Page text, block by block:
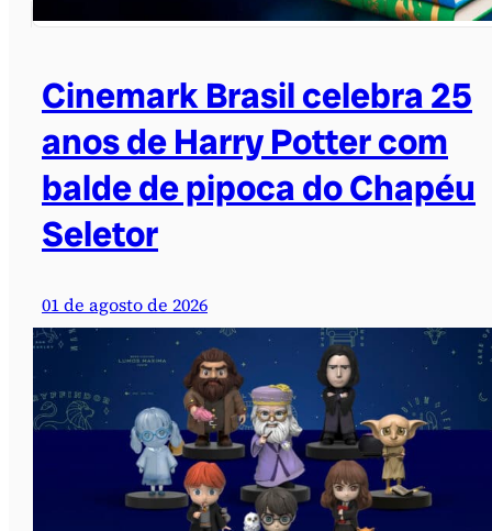
Cinemark Brasil celebra 25
anos de Harry Potter com
balde de pipoca do Chapéu
Seletor
01 de agosto de 2026